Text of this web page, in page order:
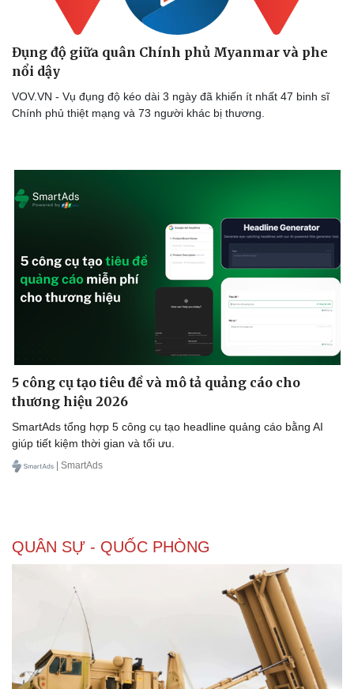
Đụng độ giữa quân Chính phủ Myanmar và phe
nổi dậy
VOV.VN - Vụ đụng độ kéo dài 3 ngày đã khiến ít nhất 47 binh sĩ
Chính phủ thiệt mạng và 73 người khác bị thương.
5 công cụ tạo tiêu đề và mô tả quảng cáo cho
thương hiệu 2026
SmartAds tổng hợp 5 công cụ tạo headline quảng cáo bằng AI
giúp tiết kiệm thời gian và tối ưu.
| SmartAds
QUÂN SỰ - QUỐC PHÒNG